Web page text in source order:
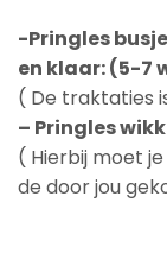
-Pringles
en klaar: (5-7
( De traktaties
– Pringles
( Hierbij moet
de door jou